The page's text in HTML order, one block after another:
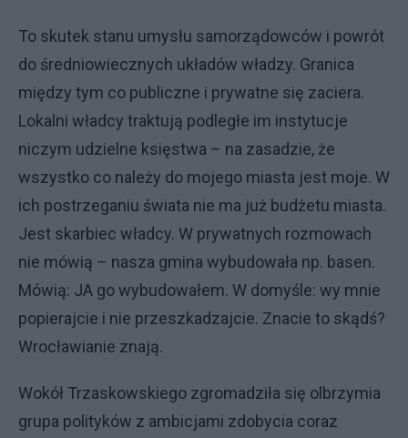
To skutek stanu umysłu samorządowców i powrót
do średniowiecznych układów władzy. Granica
między tym co publiczne i prywatne się zaciera.
Lokalni władcy traktują podległe im instytucje
niczym udzielne księstwa – na zasadzie, że
wszystko co należy do mojego miasta jest moje. W
ich postrzeganiu świata nie ma już budżetu miasta.
Jest skarbiec władcy. W prywatnych rozmowach
nie mówią – nasza gmina wybudowała np. basen.
Mówią: JA go wybudowałem. W domyśle: wy mnie
popierajcie i nie przeszkadzajcie. Znacie to skądś?
Wrocławianie znają.
Wokół Trzaskowskiego zgromadziła się olbrzymia
grupa polityków z ambicjami zdobycia coraz